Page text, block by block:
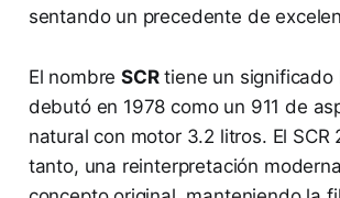
sentando un precedente de
El nombreSCRtiene un significado
debutó en 1978 como un 911 de
natural con motor 3.2 litros. El SCR
tanto, una reinterpretación